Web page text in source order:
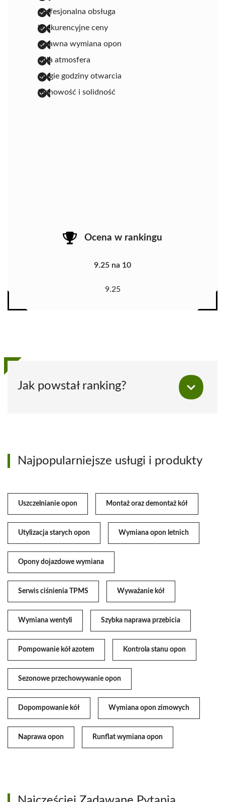
profesjonalna obsługa
konkurencyjne ceny
sprawna wymiana opon
miła atmosfera
długie godziny otwarcia
fachowość i solidność
Ocena w rankingu
9.25 na 10
9.25
Jak powstał ranking?
Najpopularniejsze usługi i produkty
Uszczelnianie opon Montaż oraz demontaż kół
Utylizacja starych opon Wymiana opon letnich
Opony dojazdowe wymiana
Serwis ciśnienia TPMS Wyważanie kół
Wymiana wentyli Szybka naprawa przebicia
Pompowanie kół azotem Kontrola stanu opon
Sezonowe przechowywanie opon
Dopompowanie kół Wymiana opon zimowych
Naprawa opon Runflat wymiana opon